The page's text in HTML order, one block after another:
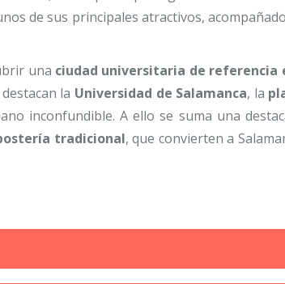
de sus principales atractivos,
una ciudad universitaria de referencia
la Universidad de Salamanca, la
inconfundible. A ello se suma una
tradicional, que convierten a